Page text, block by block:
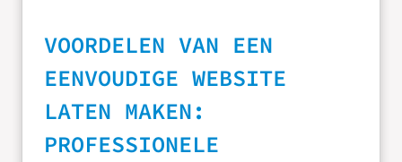
VOORDELEN VAN EEN
EENVOUDIGE WEBSITE
LATEN MAKEN:
PROFESSIONELE